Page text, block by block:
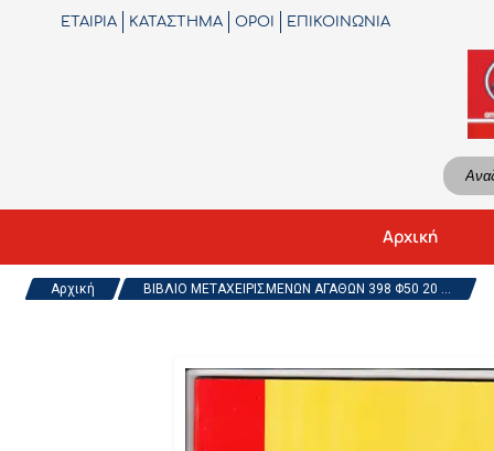
ΕΤΑΙΡΙΑ ΚΑΤΑΣΤΗΜΑ ΟΡΟΙ ΕΠΙΚΟΙΝΩΝΙΑ
Αρχική
Αρχική ΒΙΒΛΙΟ ΜΕΤΑΧΕΙΡΙΣΜΕΝΩΝ ΑΓΑΘΩΝ 398 Φ50 20 ...